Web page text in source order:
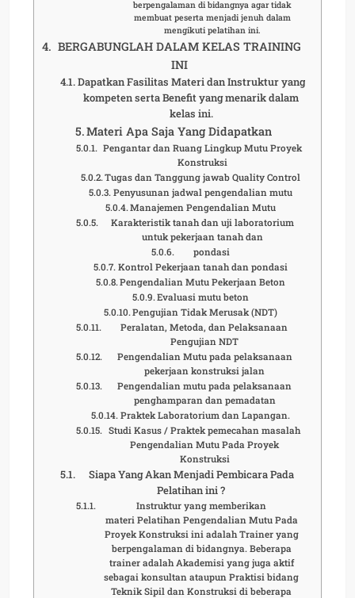
berpengalaman di bidangnya agar tidak
membuat peserta menjadi jenuh dalam
mengikuti pelatihan ini.
BERGABUNGLAH DALAM KELAS TRAINING
INI
Dapatkan Fasilitas Materi dan Instruktur yang
kompeten serta Benefit yang menarik dalam
kelas ini.
Materi Apa Saja Yang Didapatkan
Pengantar dan Ruang Lingkup Mutu Proyek
Konstruksi
Tugas dan Tanggung jawab Quality Control
Penyusunan jadwal pengendalian mutu
Manajemen Pengendalian Mutu
Karakteristik tanah dan uji laboratorium
untuk pekerjaan tanah dan
pondasi
Kontrol Pekerjaan tanah dan pondasi
Pengendalian Mutu Pekerjaan Beton
Evaluasi mutu beton
Pengujian Tidak Merusak (NDT)
Peralatan, Metoda, dan Pelaksanaan
Pengujian NDT
Pengendalian Mutu pada pelaksanaan
pekerjaan konstruksi jalan
Pengendalian mutu pada pelaksanaan
penghamparan dan pemadatan
Praktek Laboratorium dan Lapangan.
Studi Kasus / Praktek pemecahan masalah
Pengendalian Mutu Pada Proyek
Konstruksi
Siapa Yang Akan Menjadi Pembicara Pada
Pelatihan ini ?
Instruktur yang memberikan
materi Pelatihan Pengendalian Mutu Pada
Proyek Konstruksi ini adalah Trainer yang
berpengalaman di bidangnya. Beberapa
trainer adalah Akademisi yang juga aktif
sebagai konsultan ataupun Praktisi bidang
Teknik Sipil dan Konstruksi di beberapa